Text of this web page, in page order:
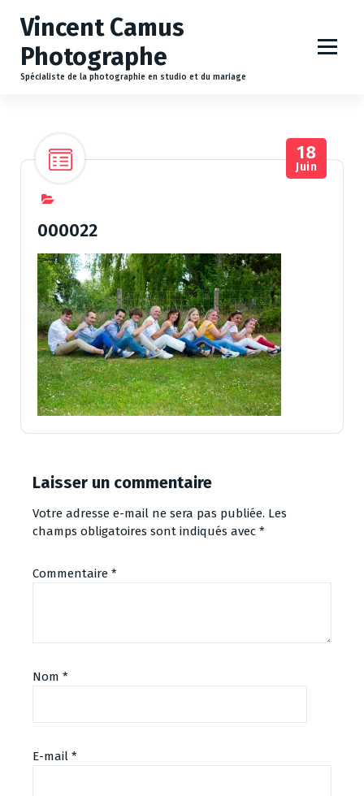
Vincent Camus
Photographe
Spécialiste de la photographie en studio et du mariage
18
Juin
000022
Laisser un commentaire
Votre adresse e-mail ne sera pas publiée. Les
champs obligatoires sont indiqués avec *
Commentaire *
Nom *
E-mail *